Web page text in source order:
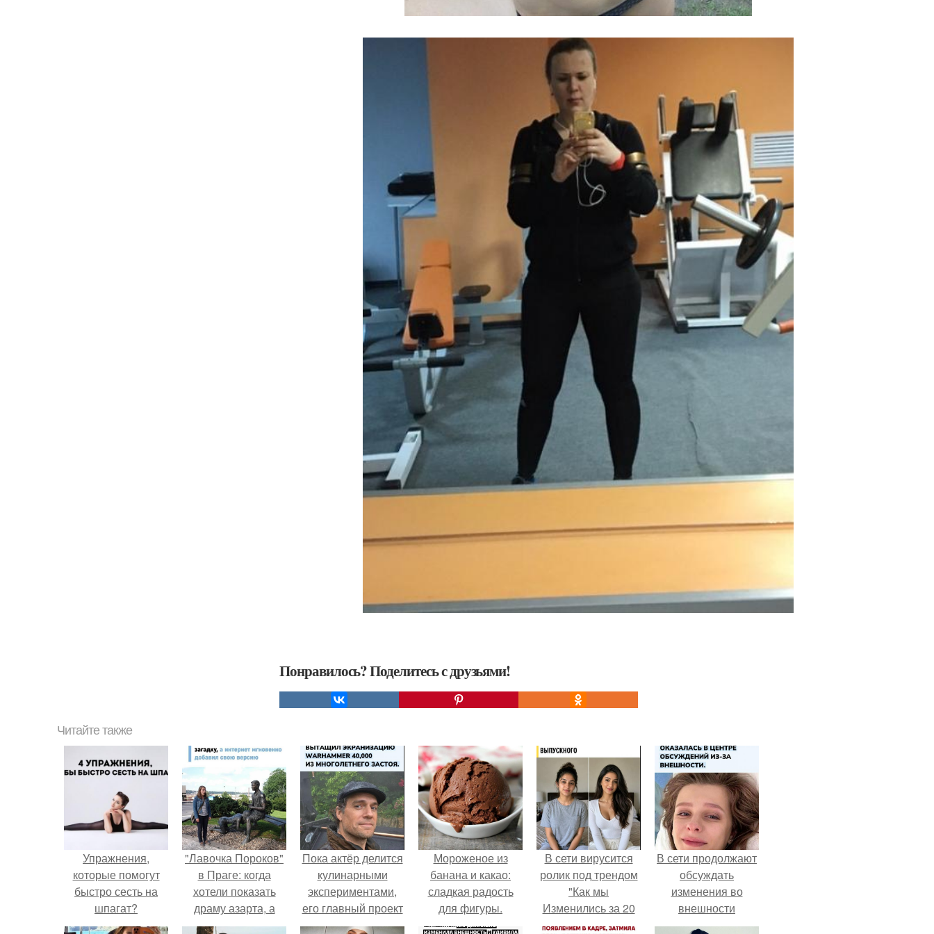
Понравилось? Поделитесь с друзьями!
Читайте также
Упражнения,
которые помогут
быстро сесть на
шпагат?
"Лавочка Пороков"
в Праге: когда
хотели показать
драму азарта, а
получился 18+.
Пока актёр делится
кулинарными
экспериментами,
его главный проект
сделал серьёзный
Мороженое из
банана и какао:
сладкая радость
для фигуры.
В сети вирусится
ролик под трендом
"Как мы
Изменились за 20
лет".
В сети продолжают
обсуждать
изменения во
внешности
актрисы.